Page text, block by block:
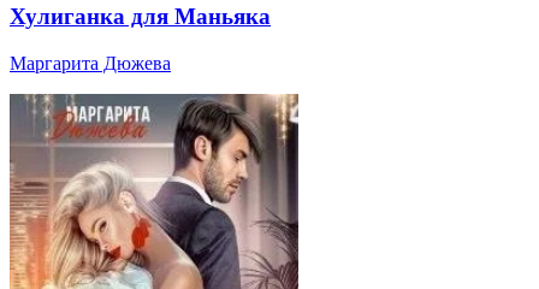
Хулиганка для Маньяка
Маргарита Дюжева